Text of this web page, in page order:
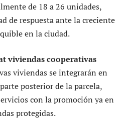
de 18 a 26 unidades,
de respuesta ante la creciente
en la ciudad.
viviendas cooperativas
viviendas se integrarán en
posterior de la parcela,
con la promoción ya en
protegidas.